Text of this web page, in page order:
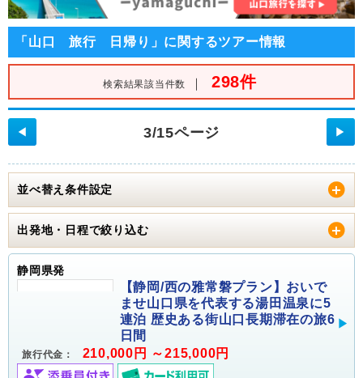
「山口 旅行 日帰り」に関するツアー情報
検索結果該当件数 ｜ 298件
3/15ページ
◀ ▶
並べ替え条件設定
出発地・日程で絞り込む
静岡県発
【静岡/西の雅常磐プラン】おいで
ませ山口県を代表する湯田温泉に5
連泊 歴史ある街山口長期滞在の旅6
日間
旅行代金： 210,000円 ～215,000円